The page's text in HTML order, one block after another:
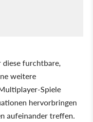
furchtbare,
weitere
Spiele
hervorbringen
aufeinander treffen.